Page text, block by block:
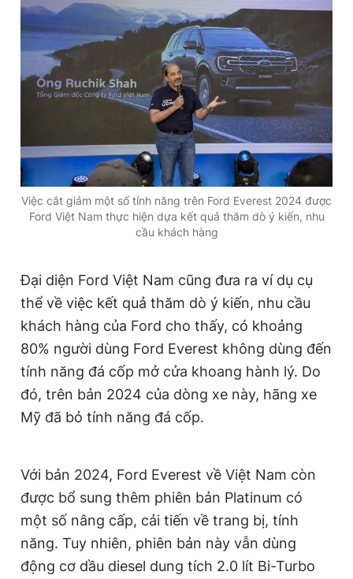
Việc cắt giảm một số tính năng trên Ford Everest 2024 được
Ford Việt Nam thực hiện dựa kết quả thăm dò ý kiến, nhu
cầu khách hàng
Đại diện Ford Việt Nam cũng đưa ra ví dụ cụ
thể về việc kết quả thăm dò ý kiến, nhu cầu
khách hàng của Ford cho thấy, có khoảng
80% người dùng Ford Everest không dùng đến
tính năng đá cốp mở cửa khoang hành lý. Do
đó, trên bản 2024 của dòng xe này, hãng xe
Mỹ đã bỏ tính năng đá cốp.
Với bản 2024, Ford Everest về Việt Nam còn
được bổ sung thêm phiên bản Platinum có
một số nâng cấp, cải tiến về trang bị, tính
năng. Tuy nhiên, phiên bản này vẫn dùng
động cơ dầu diesel dung tích 2.0 lít Bi-Turbo